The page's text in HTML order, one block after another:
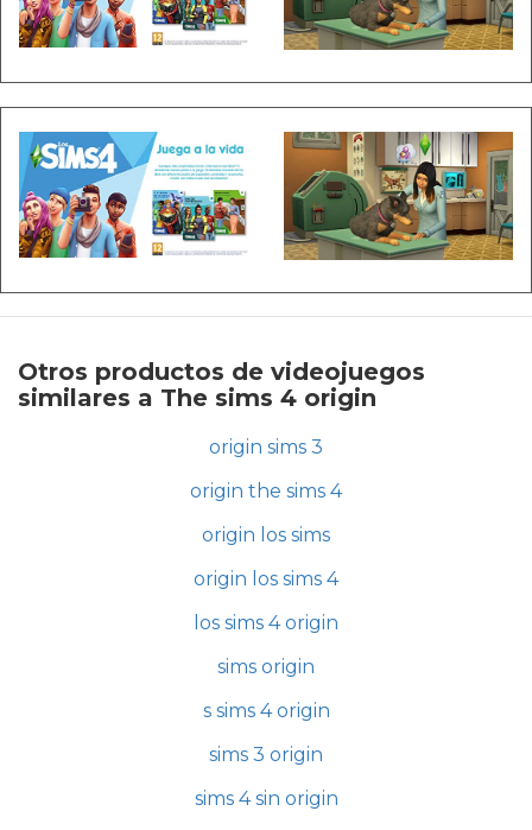
Otros productos de videojuegos
similares a The sims 4 origin
origin sims 3
origin the sims 4
origin los sims
origin los sims 4
los sims 4 origin
sims origin
s sims 4 origin
sims 3 origin
sims 4 sin origin